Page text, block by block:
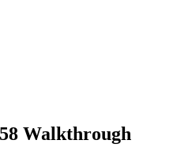
Walkthrough